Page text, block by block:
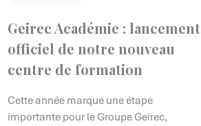
Geirec Académie : lancement
officiel de notre nouveau
centre de formation
Cette année marque une étape
importante pour le Groupe Geirec,